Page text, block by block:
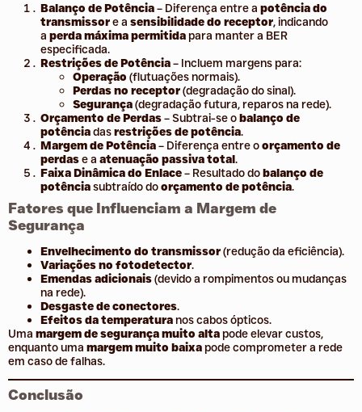
Balanço de Potência– Diferença entre a potência do
transmissore a sensibilidade do receptor, indicando
a perda máxima permitidapara manter a BER
especificada.
Restrições de Potência– Incluem margens para:
Operação (flutuações normais).
Perdas no receptor(degradação do sinal).
Segurança(degradação futura, reparos na rede).
Orçamento de Perdas– Subtrai-se obalanço de
potênciadasrestrições de potência.
Margem de Potência– Diferença entre oorçamento de
perdase a atenuação passiva total.
Faixa Dinâmica do Enlace– Resultado dobalanço de
potênciasubtraído doorçamento de potência.
Fatores que Influenciam a Margem de
Segurança
Envelhecimento do transmissor(redução da eficiência).
Variações no fotodetector.
Emendas adicionais(devido a rompimentos ou mudanças
na rede).
Desgaste de conectores.
Efeitos da temperaturanos cabos ópticos.
Uma margem de segurança muito altapode elevar custos,
enquanto uma margem muito baixapode comprometer a rede
em caso de falhas.
Conclusão